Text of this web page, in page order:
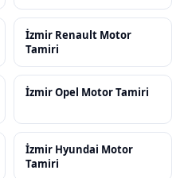
İzmir Renault Motor
Tamiri
İzmir Opel Motor Tamiri
İzmir Hyundai Motor
Tamiri